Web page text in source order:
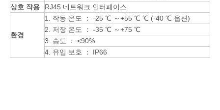
상호 작용
RJ45 네트워크 인터페이스
환경
1. 작동 온도 ： -25 ℃ ～+55 ℃ ℃ (-40 ℃ 옵션)
2. 저장 온도 ： -35 ℃ ～+75 ℃
3. 습도 ： <90%
4. 유입 보호 ： IP66